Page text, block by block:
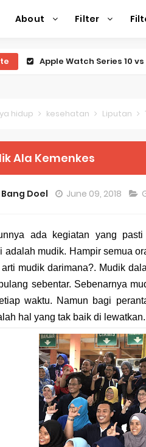
About Filter
Review Lengkap Amazfit
Review Lengkap Huawei
Review Lengkap
Perubahan Regulasi
Evolusi Identitas Dagang
Review Lengkap Apple
Merek Dagang dari
Perkembangan Merek
Multinational
Review Oppo Reno 15
Review Vivo V70 FE:
Review Vivo V70:
hidup kesehatan Liputan
Ala Kemenkes
Doel June 09, 2018
ada kegiatan yang
adalah mudik. Hampir semua
mudik darimana?. Mudik
sebentar. Sebenarnya
waktu. Namun bagi
hal yang tak baik di lewatkan.